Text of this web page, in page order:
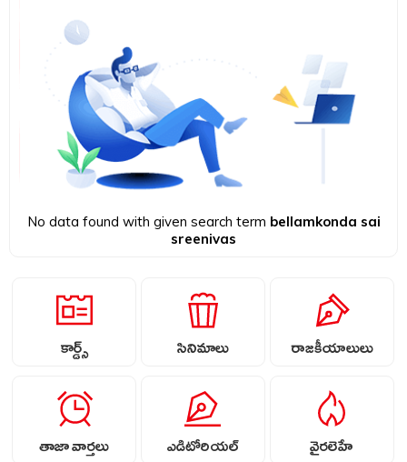
No data found with given search term bellamkonda sai
sreenivas
కార్డ్స్ సినిమాలు రాజకీయాలులు
తాజా వార్తలు ఎడిటోరియల్ వైరలెహే